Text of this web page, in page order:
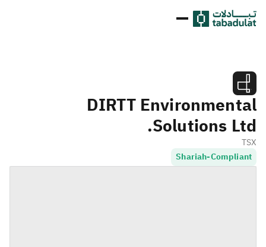
DIRTT Environmental
Solutions Ltd.
TSX
Shariah-Compliant